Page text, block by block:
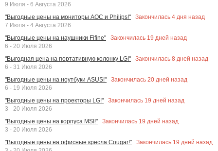
9 Июля - 6 Августа 2026
"Выгодные цены на мониторы AOC и Philips!"
Закончилась 4 дня назад
7 Июля - 4 Августа 2026
"Выгодные цены на наушники Fifine"
Закончилась 19 дней назад
6 - 20 Июля 2026
"Выгодная цена на портативную колонку LG!"
Закончилась 8 дней назад
6 - 31 Июля 2026
"Выгодные цены на ноутбуки ASUS!"
Закончилась 20 дней назад
6 - 19 Июля 2026
"Выгодные цены на проекторы LG!"
Закончилась 19 дней назад
3 - 20 Июля 2026
"Выгодные цены на корпуса MSI!"
Закончилась 19 дней назад
3 - 20 Июля 2026
"Выгодные цены на офисные кресла Cougar!"
Закончилась 19 дней назад